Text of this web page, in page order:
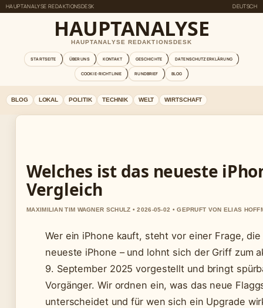
HAUPTANALYSE REDAKTIONSDESK DEUTSCH
HAUPTANALYSE
HAUPTANALYSE REDAKTIONSDESK
STARTSEITE ÜBER UNS KONTAKT GESCHICHTE DATENSCHUTZERKLÄRUNG
COOKIE-RICHTLINIE RUNDBRIEF BLOG
BLOG LOKAL POLITIK TECHNIK WELT WIRTSCHAFT
Welches ist das neueste
Vergleich
MAXIMILIAN TIM WAGNER SCHULZ • 2026-05-02 • GEPRUFT VON ELIAS
Wer ein iPhone kauft, steht vor einer Frage,
neueste iPhone – und lohnt sich der Griff zum
9. September 2025 vorgestellt und bringt
Vorgänger. Wir ordnen ein, was das neue
unterscheidet und für wen sich ein Upgrade